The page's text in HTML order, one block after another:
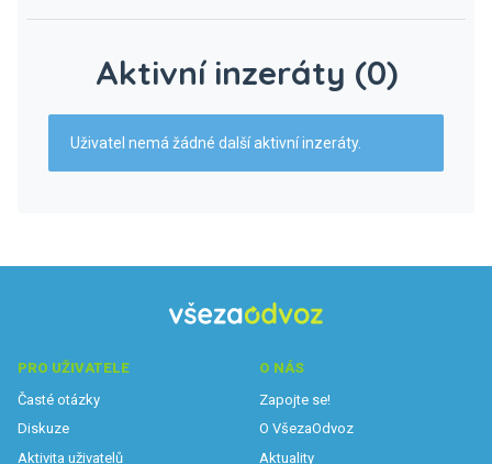
Aktivní inzeráty (0)
Uživatel nemá žádné další aktivní inzeráty.
PRO UŽIVATELE
Časté otázky
Diskuze
Aktivita uživatelů
O NÁS
Zapojte se!
O VšezaOdvoz
Aktuality